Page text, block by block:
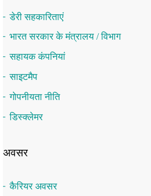
डेरी सहकारिताएं
भारत सरकार के मंत्रालय / विभाग
सहायक कंपनियां
साइटमैप
गोपनीयता नीति
डिस्क्लेमर
अवसर
कैरियर अवसर